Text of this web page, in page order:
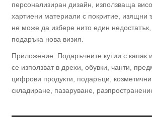
персонализиран дизайн, използваща
хартиени материали с покритие, изящни
не може да избере нито един
подаръка нова визия.
Приложение: Подаръчните кутии с капак
се използват в дрехи, обувки, чанти,
цифрови продукти, подаръци, козметични
складиране, пазаруване,